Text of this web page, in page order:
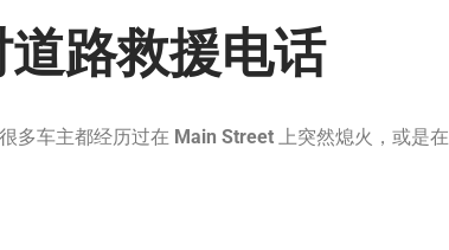
路救援电话
多车主都经历过在 Main Street 上突然熄火，或是在